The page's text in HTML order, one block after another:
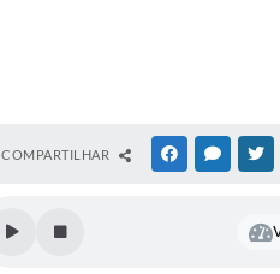
COMPARTILHAR FACEBOOK